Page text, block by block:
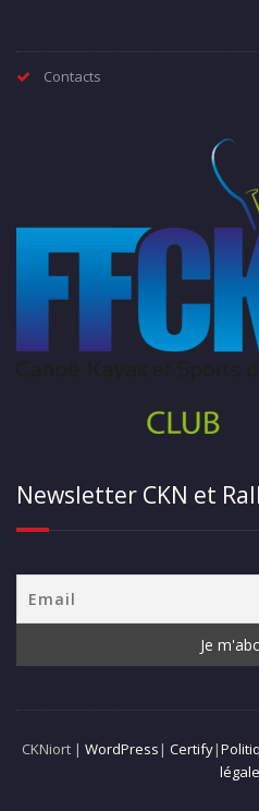
Contacts
Newsletter CKN et
CKNiort | WordPress | Certify|